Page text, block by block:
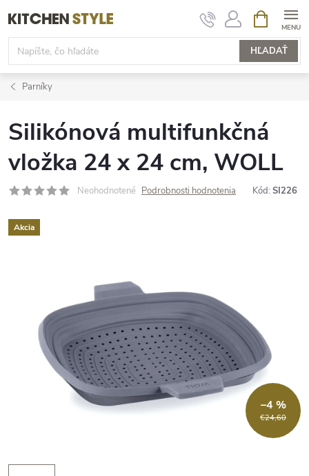
na
obsah
HĽADAŤ
KOŠÍK
Parníky
Silikónová multifunkčná
vložka 24 x 24 cm, WOLL
Neohodnotené Podrobnosti hodnotenia Kód: SI226
Akcia
€24,60
–4 %